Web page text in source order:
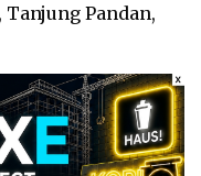
Pandan,